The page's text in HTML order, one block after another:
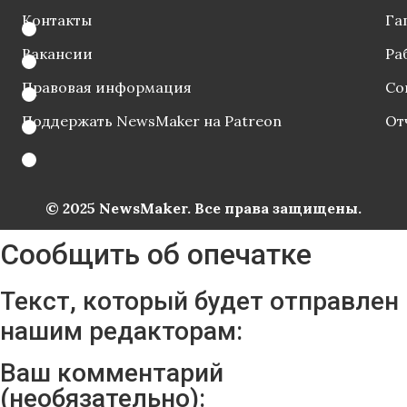
Контакты
Вакансии
Правовая информация
Поддержать NewsMaker на Patreon
© 2025 NewsMaker. Все права защищены.
Сообщить об опечатке
Текст, который будет отправлен
нашим редакторам:
Ваш комментарий
(необязательно):